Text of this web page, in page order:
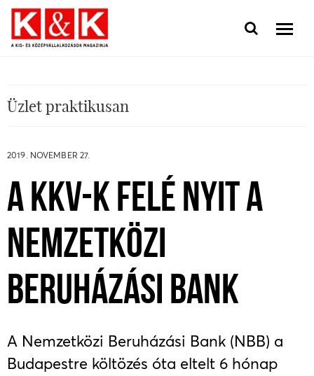
Üzlet praktikusan
2019. NOVEMBER 27.
A KKV-K FELÉ NYIT A
NEMZETKÖZI
BERUHÁZÁSI BANK
A Nemzetközi Beruházási Bank (NBB) a
Budapestre költözés óta eltelt 6 hónap